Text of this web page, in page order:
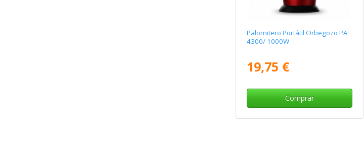
Palomitero Portátil Orbegozo PA
4300/ 1000W
19,75 €
Comprar